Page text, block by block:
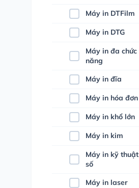
Máy in DTFilm
Máy in DTG
Máy in đa chức
năng
Máy in đĩa
Máy in hóa đơn
Máy in khổ lớn
Máy in kim
Máy in kỹ thuật
số
Máy in laser